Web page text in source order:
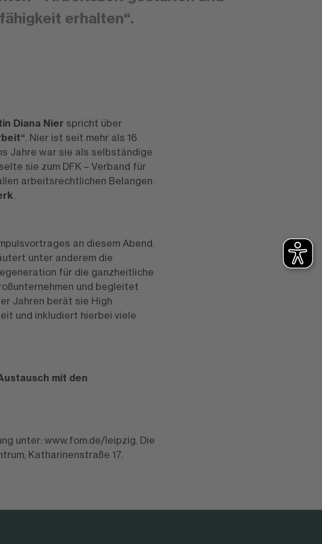
erhalten“.
Diana Nier spricht über
. Nier ist seit mehr als 16
Jahre war sie als selbständige
sie zum DFK – Verband für
arbeitsrechtlichen Belangen.
.
an diesem Abend.
unter anderem die
für die ganzheitliche
und begleitet
Jahren berät sie High
und inkludiert hierbei viele
mit den
unter: www.fom.de/leipzig. Die
Katharinenstraße 17.